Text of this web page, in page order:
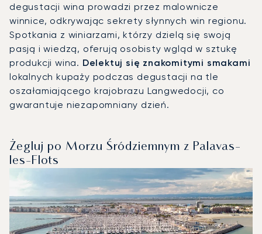
degustacji wina prowadzi przez malownicze
winnice, odkrywając sekrety słynnych win regionu.
Spotkania z winiarzami, którzy dzielą się swoją
pasją i wiedzą, oferują osobisty wgląd w sztukę
produkcji wina. Delektuj się znakomitymi smakami
lokalnych kupaży podczas degustacji na tle
oszałamiającego krajobrazu Langwedocji, co
gwarantuje niezapomniany dzień.
Żegluj po Morzu Śródziemnym z Palavas-
les-Flots